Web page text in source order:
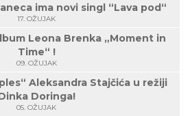
ima novi singl “Lava pod“
17. OŽUJAK
Leona Brenka „Moment in
Time“ !
09. OŽUJAK
Aleksandra Stajčića u režiji
Doringa!
05. OŽUJAK